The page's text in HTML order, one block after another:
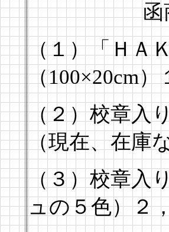
函商ブ
（１）「ＨＡ
（100×20cm
（２）校章
（現在、在
（３）校章入
ュの５色）２